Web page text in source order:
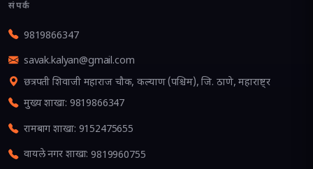
संपर्क
9819866347
savak.kalyan@gmail.com
छत्रपती शिवाजी महाराज चौक, कल्याण (पश्चिम), जि. ठाणे, महाराष्ट्र
मुख्य शाखा: 9819866347
रामबाग शाखा: 9152475655
वायले नगर शाखा:9819960755